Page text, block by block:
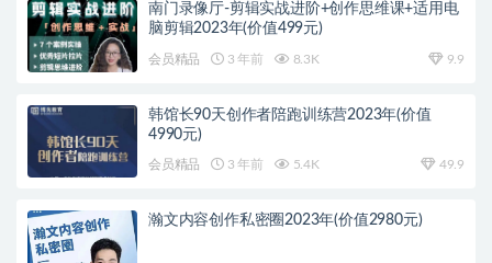
南门录像厅-剪辑实战进阶+创作思维课+适用电
脑剪辑2023年(价值499元)
会员精品 3 年前 8.3K 9.9
韩馆长90天创作者陪跑训练营2023年(价值
4990元)
会员精品 3 年前 5.4K 49.9
瀚文内容创作私密圈2023年(价值2980元)